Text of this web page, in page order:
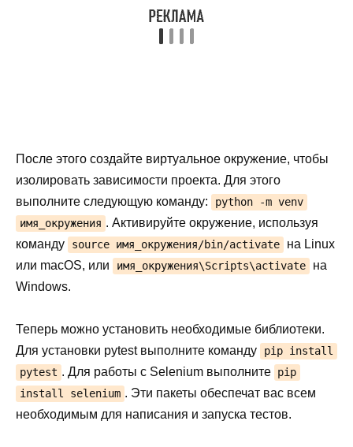
После этого создайте виртуальное окружение, чтобы
изолировать зависимости проекта. Для этого
выполните следующую команду:
python -m venv
имя_окружения . Активируйте окружение, используя
команду
source имя_окружения/bin/activate
на Linux
или macOS, или
имя_окружения\Scripts\activate
на
Windows.
Теперь можно установить необходимые библиотеки.
Для установки pytest выполните команду
pip install
pytest . Для работы с Selenium выполните pip
install selenium . Эти пакеты обеспечат вас всем
необходимым для написания и запуска тестов.